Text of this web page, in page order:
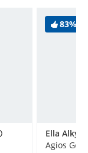
83%
Ella
Agios